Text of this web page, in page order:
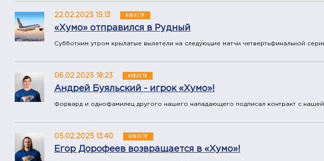
22.02.2025 15:13 НОВОСТИ
«Хумо» отправился в Рудный
Субботним утром крылатые вылетели на следующие матчи четвертьфинальной
06.02.2025 18:23 НОВОСТИ
Андрей Буяльский - игрок «Хумо»!
Форвард и однофамилец другого нашего нападающего подписал контракт с нашей
05.02.2025 13:40 НОВОСТИ
Егор Дорофеев возвращается в «Хумо»!